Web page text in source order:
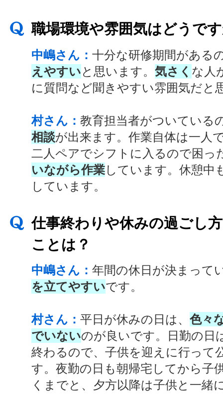
職場環境や雰囲気はどうで
中嶋さん：十分な研修期間がある
えやすいと思います。気さく な人
に質問など聞きやすい雰囲気だと
村さん：教育担当者がついている
相談が出来ます。作業自体は一人
二人ペアでシフトに入るので困っ
いながら作業しています。休憩中
しています。
仕事終わりや休みの過ごし
ことは？
中嶋さん：年間の休日が決まって
を立てやすいです。
村さん：平日が休みの日は、色々
でいないのが良いです。日勤の日
終わるので、子供を迎えに行って
す。夜勤の日も朝帰宅してから子
くまでと、夕方以降は子供と一緒